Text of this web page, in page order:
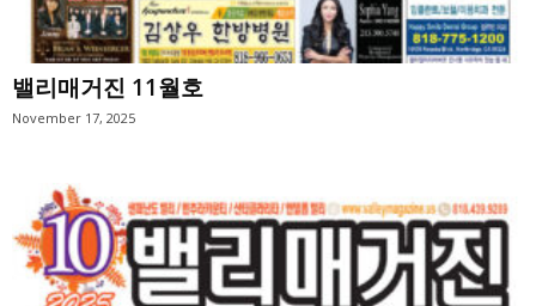
밸리매거진 11월호
November 17, 2025